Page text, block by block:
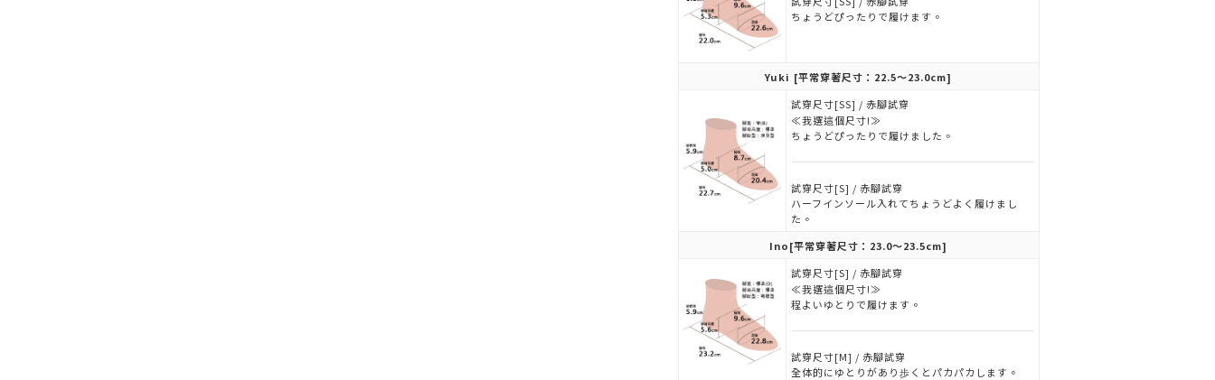
ちょうどぴったりで履けます。
Yuki [平常穿著尺寸：22.5～23.0cm]
試穿尺寸[SS] / 赤腳試穿
≪我選這個尺寸!≫
ちょうどぴったりで履けました。
試穿尺寸[S] / 赤腳試穿
ハーフインソール入れてちょうどよく履けまし
た。
Ino[平常穿著尺寸：23.0～23.5cm]
試穿尺寸[S] / 赤腳試穿
≪我選這個尺寸!≫
程よいゆとりで履けます。
試穿尺寸[M] / 赤腳試穿
全体的にゆとりがあり歩くとパカパカします。